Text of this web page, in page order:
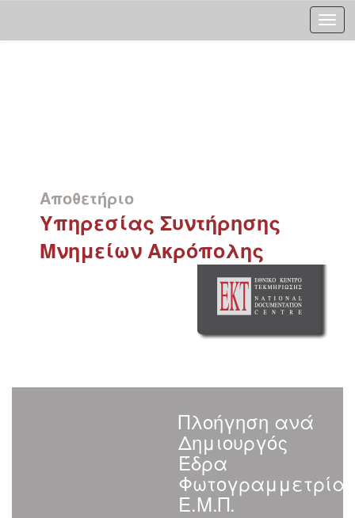
Αποθετήριο
Υπηρεσίας Συντήρησης
Μνημείων Ακρόπολης
Πλοήγηση ανά
Δημιουργός
Έδρα
Ε.Μ.Π.